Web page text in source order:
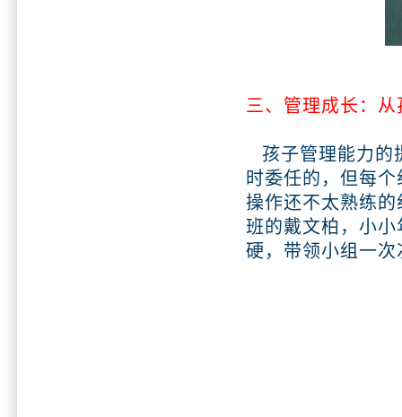
三、管理成长：
孩子管理能力的
时委任的，但每
操作还不太熟练
班的戴文柏，小
硬，带领小组一